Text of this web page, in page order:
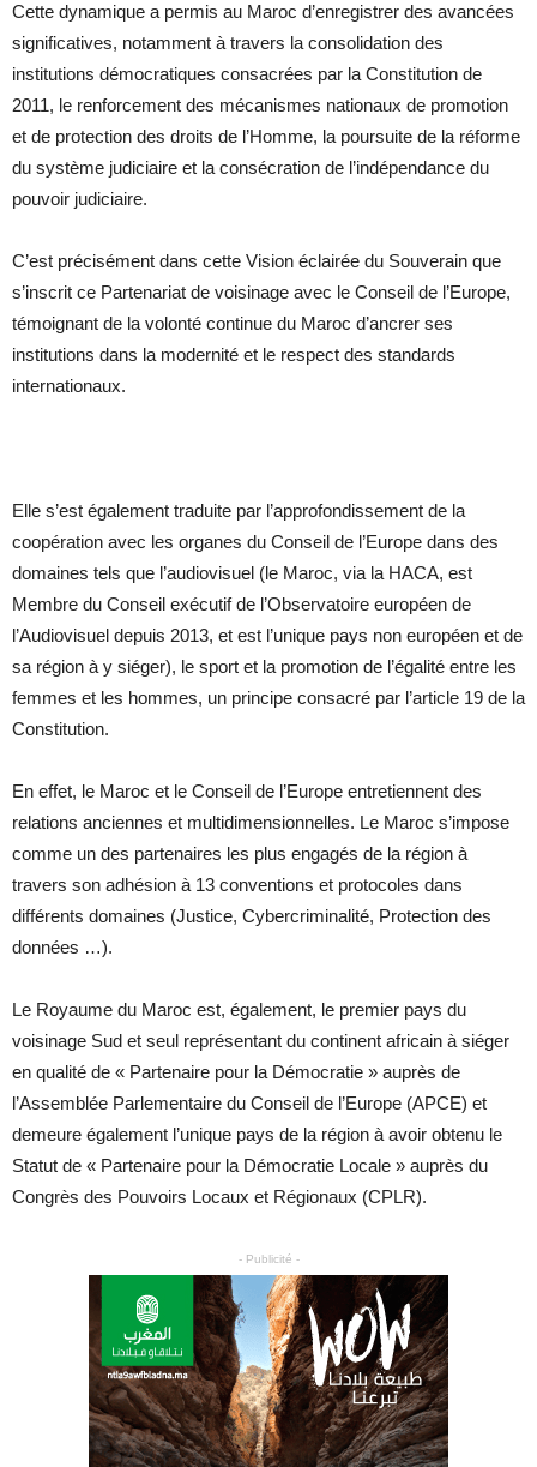
Cette dynamique a permis au Maroc d’enregistrer des avancées
significatives, notamment à travers la consolidation des
institutions démocratiques consacrées par la Constitution de
2011, le renforcement des mécanismes nationaux de promotion
et de protection des droits de l’Homme, la poursuite de la réforme
du système judiciaire et la consécration de l’indépendance du
pouvoir judiciaire.
C’est précisément dans cette Vision éclairée du Souverain que
s’inscrit ce Partenariat de voisinage avec le Conseil de l’Europe,
témoignant de la volonté continue du Maroc d’ancrer ses
institutions dans la modernité et le respect des standards
internationaux.
Elle s’est également traduite par l’approfondissement de la
coopération avec les organes du Conseil de l’Europe dans des
domaines tels que l’audiovisuel (le Maroc, via la HACA, est
Membre du Conseil exécutif de l’Observatoire européen de
l’Audiovisuel depuis 2013, et est l’unique pays non européen et de
sa région à y siéger), le sport et la promotion de l’égalité entre les
femmes et les hommes, un principe consacré par l’article 19 de la
Constitution.
En effet, le Maroc et le Conseil de l’Europe entretiennent des
relations anciennes et multidimensionnelles. Le Maroc s’impose
comme un des partenaires les plus engagés de la région à
travers son adhésion à 13 conventions et protocoles dans
différents domaines (Justice, Cybercriminalité, Protection des
données …).
Le Royaume du Maroc est, également, le premier pays du
voisinage Sud et seul représentant du continent africain à siéger
en qualité de « Partenaire pour la Démocratie » auprès de
l’Assemblée Parlementaire du Conseil de l’Europe (APCE) et
demeure également l’unique pays de la région à avoir obtenu le
Statut de « Partenaire pour la Démocratie Locale » auprès du
Congrès des Pouvoirs Locaux et Régionaux (CPLR).
- Publicité -